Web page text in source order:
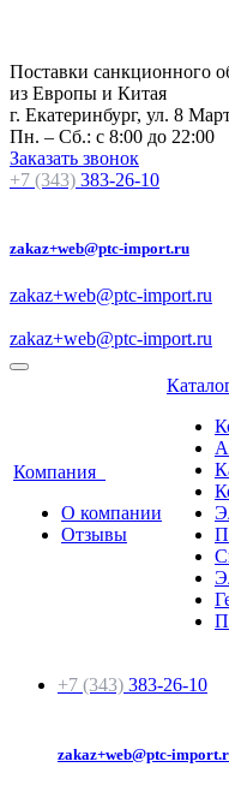
Поставки санкционного
из Европы и Китая
г. Екатеринбург, ул. 8
Пн. – Сб.: с 8:00 до 22:00
Заказать звонок
+7 (343) 383-26-10
zakaz+web@ptc-import.ru
zakaz+web@ptc-import.ru
zakaz+web@ptc-import.ru
Компания
О компании
Отзывы
+7 (343) 383-26-10
zakaz+web@ptc-